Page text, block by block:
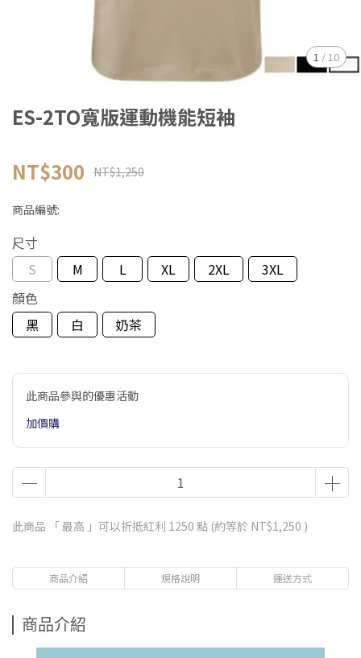
1 / 10
ES-2TO寬版運動機能短袖
NT$300 NT$1,250
商品編號:
尺寸
S
M L XL 2XL
3XL
顏色
黑
白 奶茶
此商品參與的優惠活動
加價購
此商品 「 最高 」可以折抵紅利 1250 點 (約等於 NT$1,250 )
商品介紹 規格說明 運送方式
商品介紹